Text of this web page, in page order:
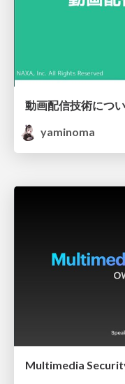
動画配信技術につ
yaminoma
Multimedia